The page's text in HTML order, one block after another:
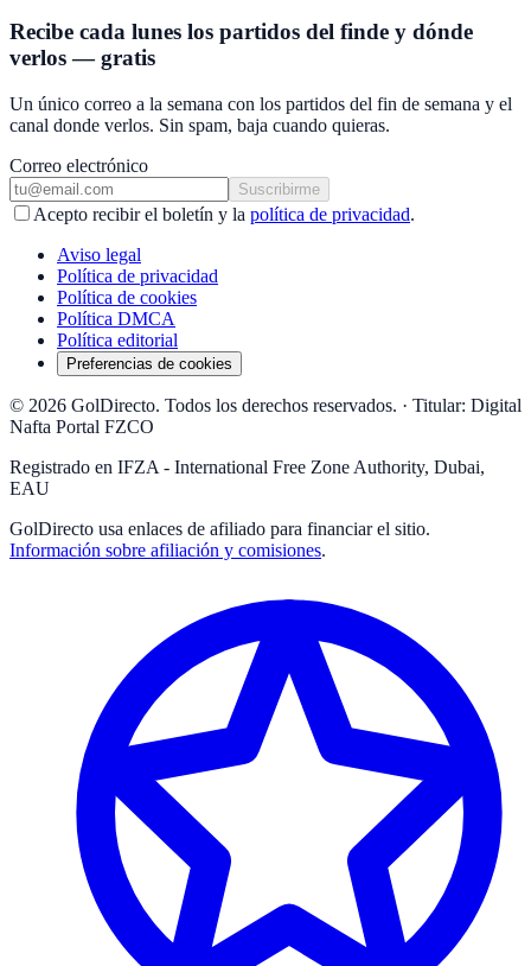
Recibe cada lunes los partidos del finde y dónde
verlos — gratis
Un único correo a la semana con los partidos del fin de semana y el
canal donde verlos. Sin spam, baja cuando quieras.
Correo electrónico
Suscribirme
Acepto recibir el boletín y la política de privacidad.
Aviso legal
Política de privacidad
Política de cookies
Política DMCA
Política editorial
Preferencias de cookies
© 2026 GolDirecto. Todos los derechos reservados. · Titular: Digital
Nafta Portal FZCO
Registrado en IFZA - International Free Zone Authority, Dubai,
EAU
GolDirecto usa enlaces de afiliado para financiar el sitio.
Información sobre afiliación y comisiones.